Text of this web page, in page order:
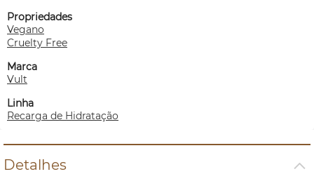
Propriedades
Vegano
Cruelty Free
Marca
Vult
Linha
Recarga de Hidratação
Detalhes